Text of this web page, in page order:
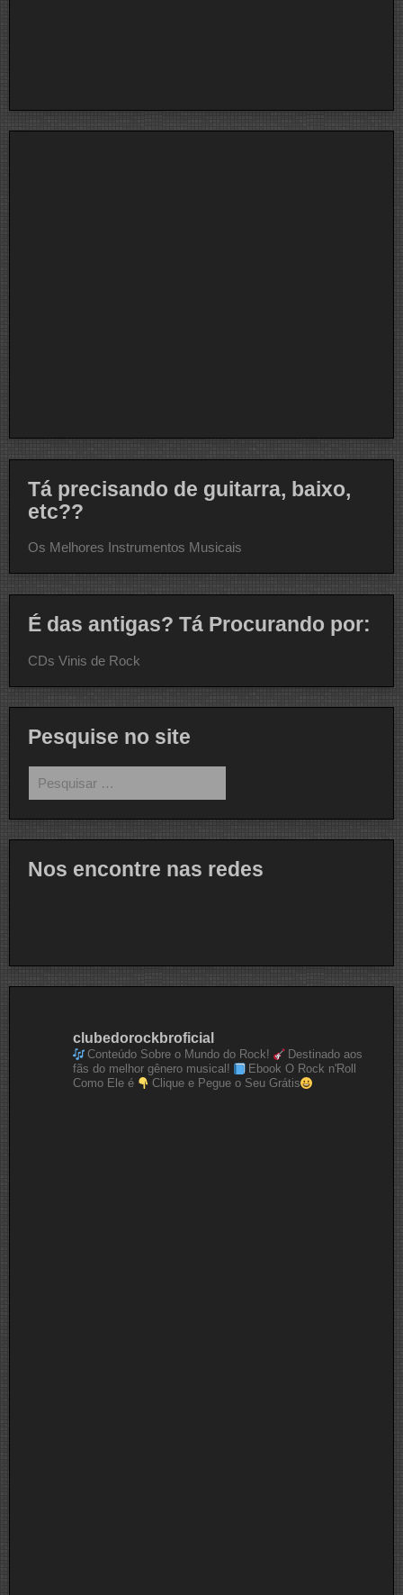
Tá precisando de guitarra, baixo,
etc??
Os Melhores Instrumentos Musicais
É das antigas? Tá Procurando por:
CDs Vinis de Rock
Pesquise no site
por:
Nos encontre nas redes
clubedorockbroficial
Conteúdo Sobre o Mundo do Rock!
Destinado aos
fãs do melhor gênero musical!
Ebook O Rock n'Roll
Como Ele é
Clique e Pegue o Seu Grátis